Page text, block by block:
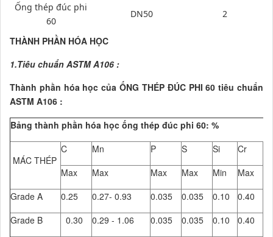
Ống thép đúc phi
60
DN50 2
THÀNH PHẦN HÓA HỌC
1.Tiêu chuẩn ASTM A106 :
Thành phần hóa học của ỐNG THÉP ĐÚC PHI 60 tiêu chuẩn
ASTM A106 :
Bảng thành phần hóa học ống thép đúc phi 60: %
MÁC THÉP
C Mn P S Si Cr
Max
Max Max Max Min Max
Grade A
0.25 0.27- 0.93 0.035 0.035 0.10 0.40
Grade B
0.30 0.29 - 1.06 0.035 0.035 0.10 0.40